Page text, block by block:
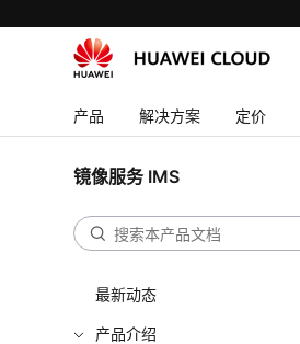
产品 解决方案 定价
镜像服务 IMS
最新动态
产品介绍